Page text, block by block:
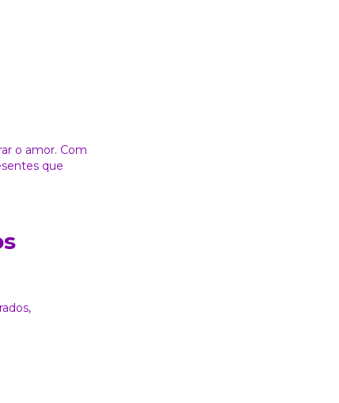
o amor. Com
que